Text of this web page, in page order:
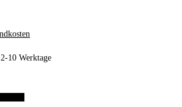
2-10 Werktage